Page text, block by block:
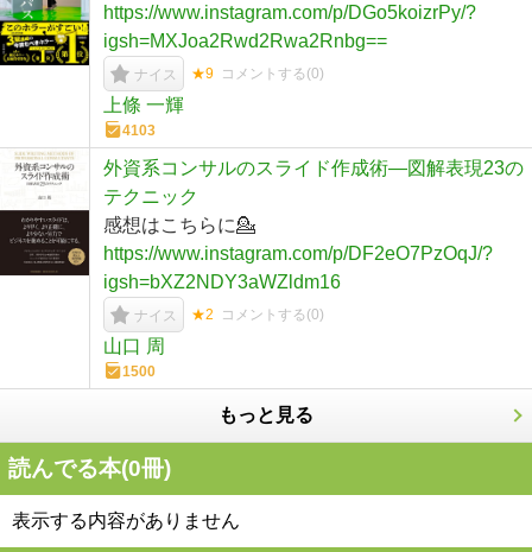
https://www.instagram.com/p/DGo5koizrPy/?
igsh=MXJoa2Rwd2Rwa2Rnbg==
ナイス ★9 コメントする(0)
上條 一輝
4103
外資系コンサルのスライド作成術―図解表現23の
テクニック
感想はこちらに💁
https://www.instagram.com/p/DF2eO7PzOqJ/?
igsh=bXZ2NDY3aWZldm16
ナイス ★2 コメントする(0)
山口 周
1500
もっと見る
読んでる本(0冊)
表示する内容がありません